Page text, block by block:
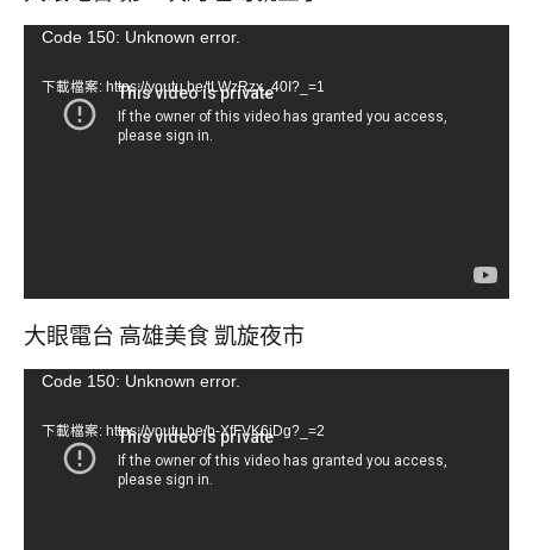
視Code 150: Unknown error.
下載檔案: https://youtu.be/tLWzRzx_40I?_=1
大眼電台 高雄美食 凱旋夜市
視Code 150: Unknown error.
下載檔案: https://youtu.be/b-XfFVK6jDg?_=2